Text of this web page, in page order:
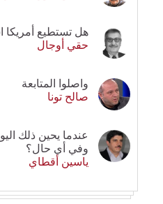
هل تستطيع أمريكا
حقي أوجال
واصلوا المتابعة
صالح تونا
عندما يحين ذلك
وفي أي حال؟
ياسين أقطاي